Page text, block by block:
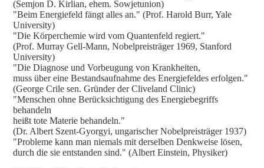
(Semjon D. Kirlian, ehem. Sowjetunion)
"Beim Energiefeld fängt alles an." (Prof. Harold Burr, Yale
University)
"Die Körperchemie wird vom Quantenfeld regiert."
(Prof. Murray Gell-Mann, Nobelpreisträger 1969, Stanford
University)
"Die Diagnose und Vorbeugung von Krankheiten,
muss über eine Bestandsaufnahme des Energiefeldes erfolgen."
(George Crile sen. Gründer der Cliveland Clinic)
"Menschen ohne Berücksichtigung des Energiebegriffs
behandeln
heißt tote Materie behandeln."
(Dr. Albert Szent-Gyorgyi, ungarischer Nobelpreisträger 1937)
"Probleme kann man niemals mit derselben Denkweise lösen,
durch die sie entstanden sind." (Albert Einstein, Physiker)